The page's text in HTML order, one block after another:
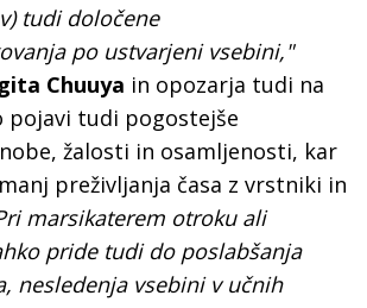
tudi določene
po ustvarjeni vsebini,"
Chuuya in opozarja tudi na
pojavi tudi pogostejše
žalosti in osamljenosti, kar
preživljanja časa z vrstniki in
marsikaterem otroku ali
pride tudi do poslabšanja
nesledenja vsebini v učnih